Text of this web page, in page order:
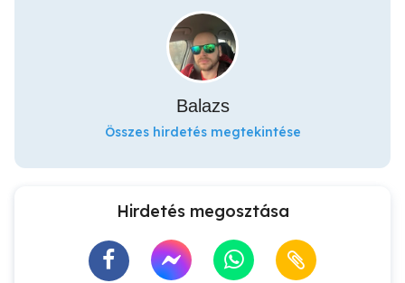
Balazs
Összes hirdetés megtekintése
Hirdetés megosztása